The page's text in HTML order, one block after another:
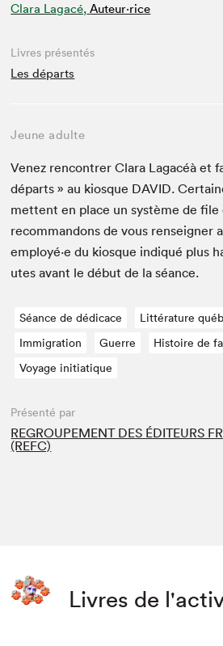
Clara Lagacé, Auteur·rice
Livres présentés
Les départs
Jeune adulte
Venez ren­con­tr­er Clara Lagacéà et
départs » au kiosque DAVID.
met­tent en place un sys­tème de file
recom­man­dons de vous ren­seign­er
employé·e du kiosque indiqué plus
utes avant le début de la séance.
Séance de dédicace Littérature
Immigration
Guerre
Histoire de
Voyage initiatique
Présenté par
REGROUPEMENT DES ÉDITEURS
(REFC)
Livres de